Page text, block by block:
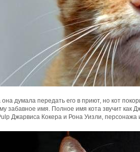
думала передать его в приют, но кот
забавное имя. Полное имя кота звучит как
Джарвиса Кокера и Рона Уизли, персонажа